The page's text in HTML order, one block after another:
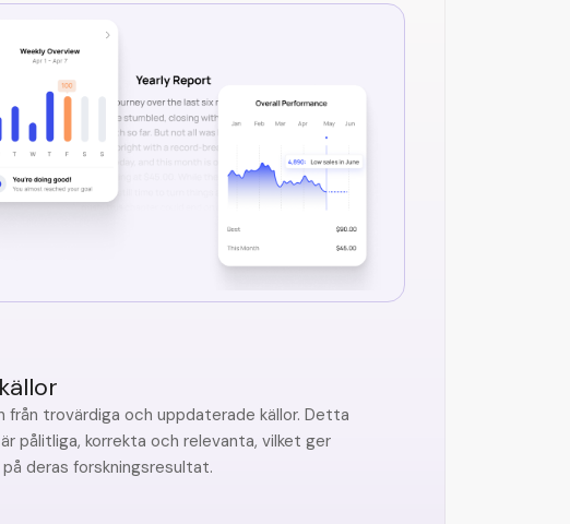
trovärdiga och uppdaterade källor. Detta
pålitliga, korrekta och relevanta, vilket ger
deras forskningsresultat.